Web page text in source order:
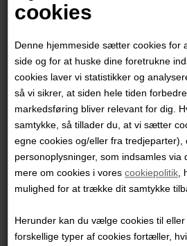
cookies
Denne hjemmeside sætter cookies for
side og for at huske dine foretrukne
cookies laver vi statistikker og
så vi sikrer, at siden hele tiden
markedsføring bliver relevant for dig.
samtykke, så tillader du, at vi sætter
egne cookies og/eller fra tredjeparter),
personoplysninger, som indsamles
mere om cookies i vorescookiepolitik
mulighed for at trække dit samtykke
Herunder kan du vælge cookies til
forskellige typer af cookies fortæller,
Kirsten Kruchow
Kirsten Kruchow
7.500,00 DKK